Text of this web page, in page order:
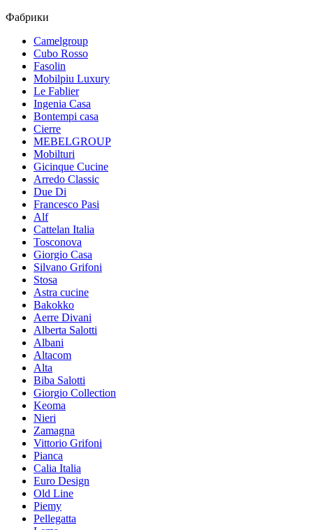
Фабрики
Camelgroup
Cubo Rosso
Fasolin
Mobilpiu Luxury
Le Fablier
Ingenia Casa
Bontempi casa
Cierre
MEBELGROUP
Mobilturi
Gicinque Cucine
Arredo Classic
Due Di
Francesco Pasi
Alf
Cattelan Italia
Tosconova
Giorgio Casa
Silvano Grifoni
Stosa
Astra cucine
Bakokko
Aerre Divani
Alberta Salotti
Albani
Altacom
Alta
Biba Salotti
Giorgio Collection
Keoma
Nieri
Zamagna
Vittorio Grifoni
Pianca
Calia Italia
Euro Design
Old Line
Piemy
Pellegatta